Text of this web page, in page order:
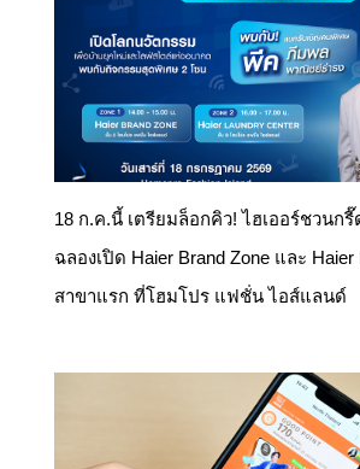
18 ก.ค.นี้ เตรียมล็อกคิว! ไฮเออร์ชวนก
ฉลองเปิด Haier Brand Zone และ Haier
สาขาแรก ที่โฮมโปร แฟชั่น ไอส์แลนด์